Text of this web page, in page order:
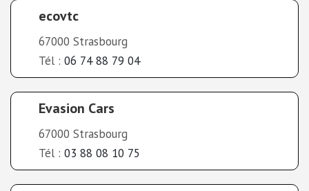
ecovtc
67000 Strasbourg
Tél : 06 74 88 79 04
Evasion Cars
67000 Strasbourg
Tél : 03 88 08 10 75